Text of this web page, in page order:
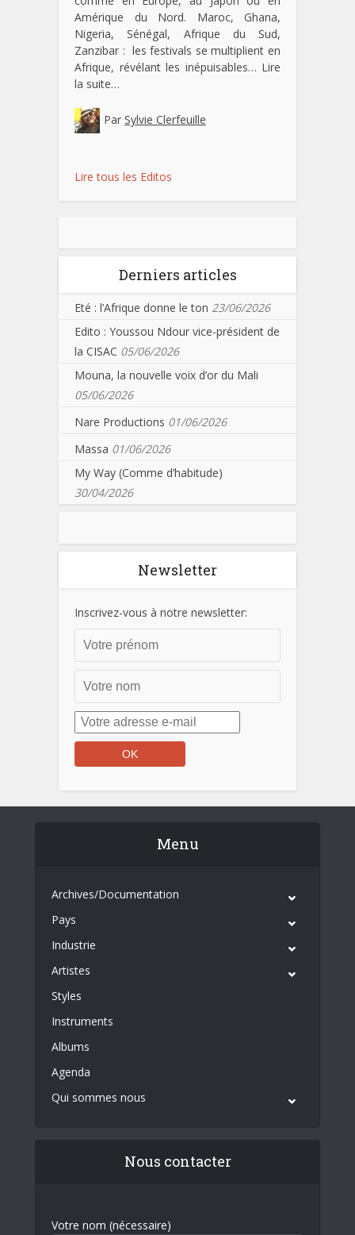
Amérique du Nord. Maroc, Ghana,
Nigeria, Sénégal, Afrique du Sud,
Zanzibar : les festivals se multiplient en
Afrique, révélant les inépuisables… Lire
la suite…
Par Sylvie Clerfeuille
Lire tous les Editos
Derniers articles
Eté : l’Afrique donne le ton 23/06/2026
Edito : Youssou Ndour vice-président de
la CISAC 05/06/2026
Mouna, la nouvelle voix d’or du Mali
05/06/2026
Nare Productions 01/06/2026
Massa 01/06/2026
My Way (Comme d’habitude)
30/04/2026
Newsletter
Inscrivez-vous à notre newsletter:
Menu
Archives/Documentation
Pays
Industrie
Artistes
Styles
Instruments
Albums
Agenda
Qui sommes nous
Nous contacter
Votre nom (nécessaire)